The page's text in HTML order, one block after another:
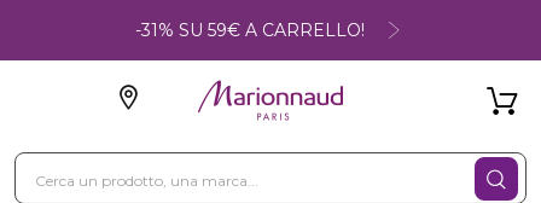
-31% SU 59€ A CARRELLO!